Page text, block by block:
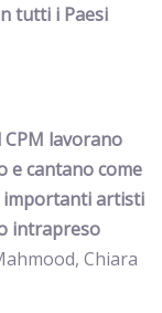
tutti i Paesi
lavorano
e cantano come
importanti artisti
intrapreso
Chiara